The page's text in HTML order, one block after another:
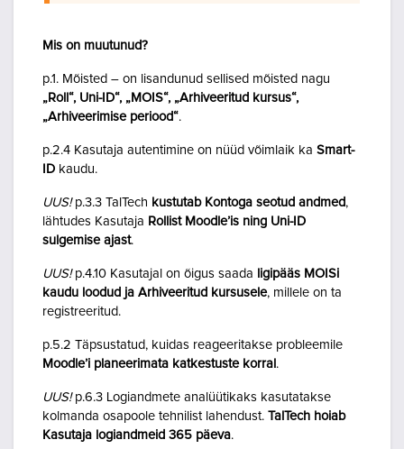
Mis on muutunud?
p.1. Mõisted – on lisandunud sellised mõisted nagu
„Roll“, Uni-ID“, „MOIS“, „Arhiveeritud kursus“,
„Arhiveerimise periood“.
p.2.4 Kasutaja autentimine on nüüd võimlaik ka Smart-
ID kaudu.
UUS!p.3.3 TalTech kustutab Kontoga seotud andmed,
lähtudes Kasutaja Rollist Moodle’is ning Uni-ID
sulgemise ajast.
UUS!p.4.10 Kasutajal on õigus saada ligipääs MOISi
kaudu loodud ja Arhiveeritud kursusele, millele on ta
registreeritud.
p.5.2 Täpsustatud, kuidas reageeritakse probleemile
Moodle’i planeerimata katkestuste korral .
UUS!p.6.3 Logiandmete analüütikaks kasutatakse
kolmanda osapoole tehnilist lahendust. TalTech hoiab
Kasutaja logiandmeid 365 päeva.